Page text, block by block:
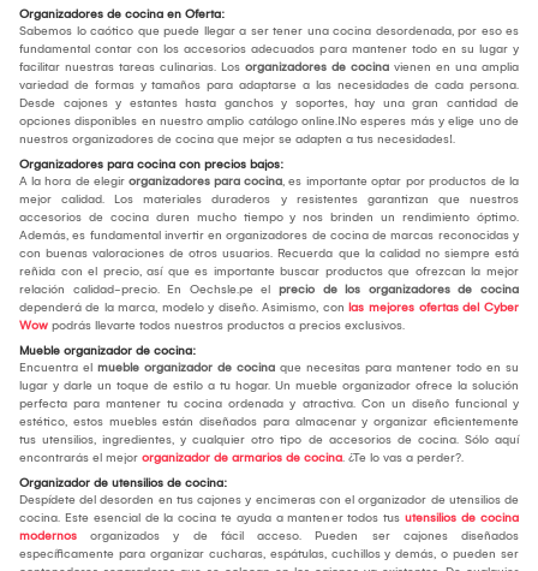
Organizadores de cocina en Oferta:
Sabemos lo caótico que puede llegar a ser tener una cocina desordenada, por eso es
fundamental contar con los accesorios adecuados para mantener todo en su lugar y
facilitar nuestras tareas culinarias. Los organizadores de cocina vienen en una amplia
variedad de formas y tamaños para adaptarse a las necesidades de cada persona.
Desde cajones y estantes hasta ganchos y soportes, hay una gran cantidad de
opciones disponibles en nuestro amplio catálogo online.¡No esperes más y elige uno de
nuestros organizadores de cocina que mejor se adapten a tus necesidades!.
Organizadores para cocina con precios bajos:
A la hora de elegir organizadores para cocina, es importante optar por productos de la
mejor calidad. Los materiales duraderos y resistentes garantizan que nuestros
accesorios de cocina duren mucho tiempo y nos brinden un rendimiento óptimo.
Además, es fundamental invertir en organizadores de cocina de marcas reconocidas y
con buenas valoraciones de otros usuarios. Recuerda que la calidad no siempre está
reñida con el precio, así que es importante buscar productos que ofrezcan la mejor
relación calidad-precio. En Oechsle.pe el precio de los organizadores de cocina
dependerá de la marca, modelo y diseño. Asimismo, con las mejores ofertas del Cyber
Wow podrás llevarte todos nuestros productos a precios exclusivos.
Mueble organizador de cocina:
Encuentra el mueble organizador de cocina que necesitas para mantener todo en su
lugar y darle un toque de estilo a tu hogar. Un mueble organizador ofrece la solución
perfecta para mantener tu cocina ordenada y atractiva. Con un diseño funcional y
estético, estos muebles están diseñados para almacenar y organizar eficientemente
tus utensilios, ingredientes, y cualquier otro tipo de accesorios de cocina. Sólo aquí
encontrarás el mejor organizador de armarios de cocina. ¿Te lo vas a perder?.
Organizador de utensilios de cocina:
Despídete del desorden en tus cajones y encimeras con el organizador de utensilios de
cocina. Este esencial de la cocina te ayuda a mantener todos tus utensilios de cocina
modernos organizados y de fácil acceso. Pueden ser cajones diseñados
específicamente para organizar cucharas, espátulas, cuchillos y demás, o pueden ser